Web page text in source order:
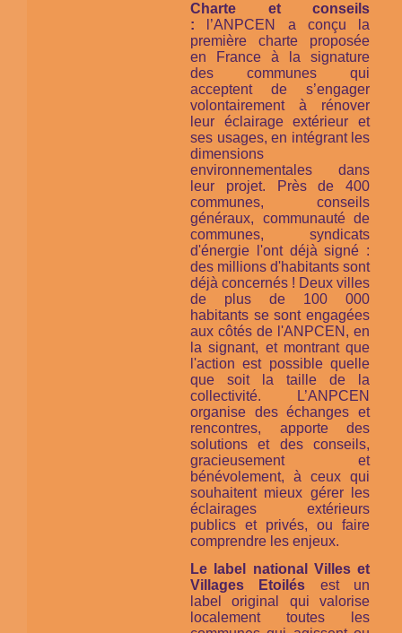
Charte et conseils
: l’ANPCEN a conçu la
première charte proposée
en France à la signature
des communes qui
acceptent de s’engager
volontairement à rénover
leur éclairage extérieur et
ses usages, en intégrant les
dimensions
environnementales dans
leur projet. Près de 400
communes, conseils
généraux, communauté de
communes, syndicats
d'énergie l'ont déjà signé :
des millions d'habitants sont
déjà concernés ! Deux villes
de plus de 100 000
habitants se sont engagées
aux côtés de l'ANPCEN, en
la signant, et montrant que
l'action est possible quelle
que soit la taille de la
collectivité. L’ANPCEN
organise des échanges et
rencontres, apporte des
solutions et des conseils,
gracieusement et
bénévolement, à ceux qui
souhaitent mieux gérer les
éclairages extérieurs
publics et privés, ou faire
comprendre les enjeux.
Le label national Villes et
Villages Etoilés est un
label original qui valorise
localement toutes les